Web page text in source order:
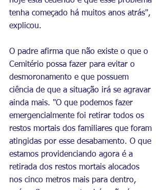
tenha começado há muitos anos atrás",
explicou.
O padre afirma que não existe o que o
Cemitério possa fazer para evitar o
desmoronamento e que possuem
ciência de que a situação irá se agravar
ainda mais. "O que podemos fazer
emergencialmente foi retirar todos os
restos mortais dos familiares que foram
atingidas por esse desabamento. O que
estamos providenciando agora é a
retirada dos restos mortais alocados
nos cinco metros mais para dentro,